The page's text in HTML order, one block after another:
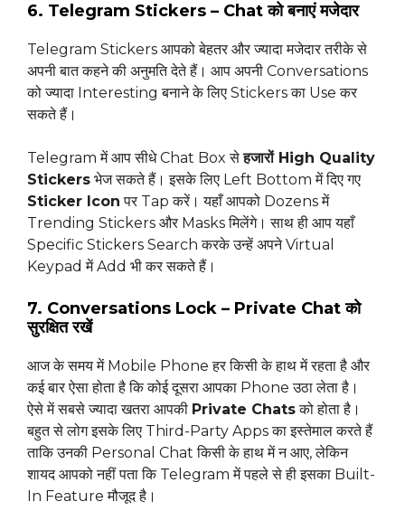
6. Telegram Stickers – Chat को बनाएं मजेदार
Telegram Stickers आपको बेहतर और ज्यादा मजेदार तरीके से
अपनी बात कहने की अनुमति देते हैं। आप अपनी Conversations
को ज्यादा Interesting बनाने के लिए Stickers का Use कर
सकते हैं।
Telegram में आप सीधे Chat Box सेहजारों High Quality
Stickers भेज सकते हैं। इसके लिए Left Bottom में दिए गए
Sticker Icon पर Tap करें। यहाँ आपको Dozens में
Trending Stickers और Masks मिलेंगे। साथ ही आप यहाँ
Specific Stickers Search करके उन्हें अपने Virtual
Keypad में Add भी कर सकते हैं।
7. Conversations Lock – Private Chat को
सुरक्षित रखें
आज के समय में Mobile Phone हर किसी के हाथ में रहता है और
कई बार ऐसा होता है कि कोई दूसरा आपका Phone उठा लेता है।
ऐसे में सबसे ज्यादा खतरा आपकी Private Chatsको होता है।
बहुत से लोग इसके लिए Third-Party Apps का इस्तेमाल करते हैं
ताकि उनकी Personal Chat किसी के हाथ में न आए, लेकिन
शायद आपको नहीं पता कि Telegram में पहले से ही इसका Built-
In Feature मौजूद है।